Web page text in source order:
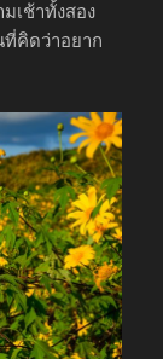
เช้าทั้งสอง
คิดว่าอยาก